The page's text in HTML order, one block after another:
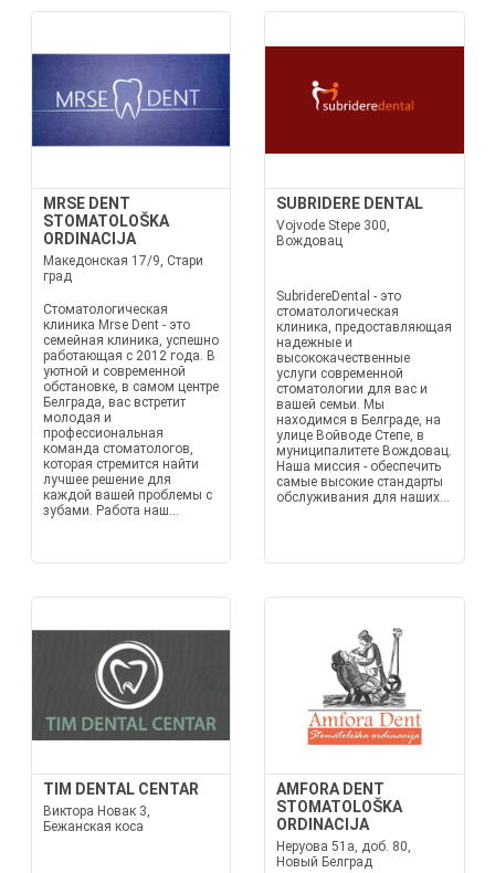
MRSE DENT
STOMATOLOŠKA
ORDINACIJA
Македонская 17/9, Стари
град
Стоматологическая
клиника Mrse Dent - это
семейная клиника, успешно
работающая с 2012 года. В
уютной и современной
обстановке, в самом центре
Белграда, вас встретит
молодая и
профессиональная
команда стоматологов,
которая стремится найти
лучшее решение для
каждой вашей проблемы с
зубами. Работа наш...
SUBRIDERE DENTAL
Vojvode Stepe 300,
Вождовац
SubridereDental - это
стоматологическая
клиника, предоставляющая
надежные и
высококачественные
услуги современной
стоматологии для вас и
вашей семьи. Мы
находимся в Белграде, на
улице Войводе Степе, в
муниципалитете Вождовац.
Наша миссия - обеспечить
самые высокие стандарты
обслуживания для наших...
TIM DENTAL CENTAR
Виктора Новак 3,
Бежанская коса
AMFORA DENT
STOMATOLOŠKA
ORDINACIJA
Неруова 51а, доб. 80,
Новый Белград